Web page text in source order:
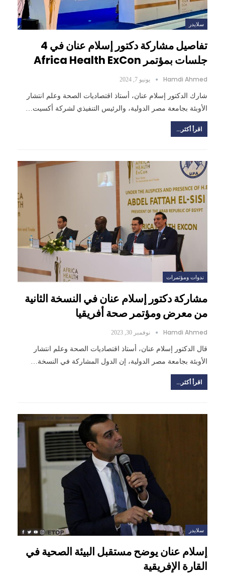
سلايدر
تفاصيل مشاركة دكتور إسلام عنان في 4
جلسات بمؤتمر Africa Health ExCon
Hamdi Ahmed يونيو 7, 2024
شارك الدكتور إسلام عنان، أستاذ اقتصاديات الصحة وعلم انتشار
الأوبئة بجامعة مصر الدولية، والرئيس التنفيذي لشركة أكسيت…
اقرأ أكثر...
ندوات ومؤتمرات
مشاركة دكتور إسلام عنان في النسخة الثانية
من معرض ومؤتمر صحة أفريقيا
Hamdi Ahmed نوفمبر 30, 2023
قال الدكتور إسلام عنان، أستاذ اقتصاديات الصحة وعلم انتشار
الأوبئة بجامعة مصر الدولية، إن الدول المشاركة في النسخة…
اقرأ أكثر...
سلايدر
إسلام عنان يوضح مستقبل البيئة الصحية في
القارة الإفريقية